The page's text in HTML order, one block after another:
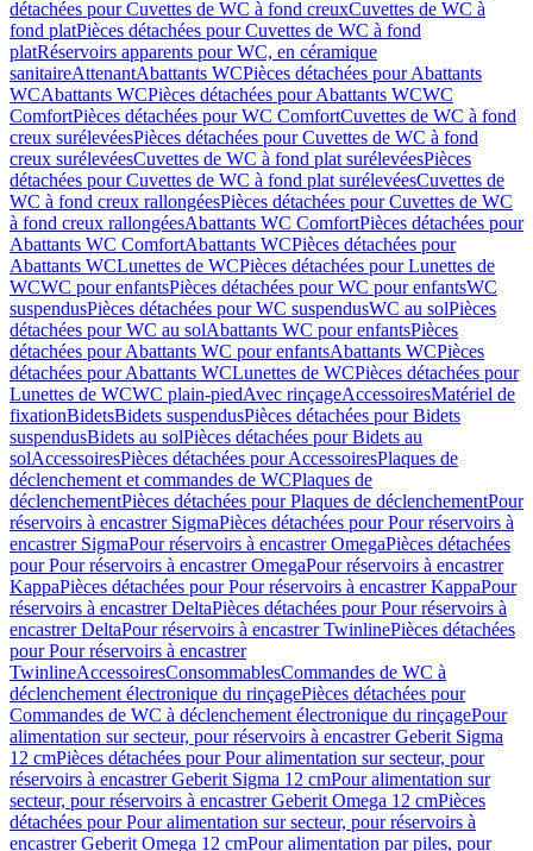
détachées pour Cuvettes de WC à fond creuxCuvettes de WC à
fond platPièces détachées pour Cuvettes de WC à fond
platRéservoirs apparents pour WC, en céramique
sanitaireAttenantAbattants WCPièces détachées pour Abattants
WCAbattants WCPièces détachées pour Abattants WCWC
ComfortPièces détachées pour WC ComfortCuvettes de WC à fond
creux surélevéesPièces détachées pour Cuvettes de WC à fond
creux surélevéesCuvettes de WC à fond plat surélevéesPièces
détachées pour Cuvettes de WC à fond plat surélevéesCuvettes de
WC à fond creux rallongéesPièces détachées pour Cuvettes de WC
à fond creux rallongéesAbattants WC ComfortPièces détachées pour
Abattants WC ComfortAbattants WCPièces détachées pour
Abattants WCLunettes de WCPièces détachées pour Lunettes de
WCWC pour enfantsPièces détachées pour WC pour enfantsWC
suspendusPièces détachées pour WC suspendusWC au solPièces
détachées pour WC au solAbattants WC pour enfantsPièces
détachées pour Abattants WC pour enfantsAbattants WCPièces
détachées pour Abattants WCLunettes de WCPièces détachées pour
Lunettes de WCWC plain-piedAvec rinçageAccessoiresMatériel de
fixationBidetsBidets suspendusPièces détachées pour Bidets
suspendusBidets au solPièces détachées pour Bidets au
solAccessoiresPièces détachées pour AccessoiresPlaques de
déclenchement et commandes de WCPlaques de
déclenchementPièces détachées pour Plaques de déclenchementPour
réservoirs à encastrer SigmaPièces détachées pour Pour réservoirs à
encastrer SigmaPour réservoirs à encastrer OmegaPièces détachées
pour Pour réservoirs à encastrer OmegaPour réservoirs à encastrer
KappaPièces détachées pour Pour réservoirs à encastrer KappaPour
réservoirs à encastrer DeltaPièces détachées pour Pour réservoirs à
encastrer DeltaPour réservoirs à encastrer TwinlinePièces détachées
pour Pour réservoirs à encastrer
TwinlineAccessoiresConsommablesCommandes de WC à
déclenchement électronique du rinçagePièces détachées pour
Commandes de WC à déclenchement électronique du rinçagePour
alimentation sur secteur, pour réservoirs à encastrer Geberit Sigma
12 cmPièces détachées pour Pour alimentation sur secteur, pour
réservoirs à encastrer Geberit Sigma 12 cmPour alimentation sur
secteur, pour réservoirs à encastrer Geberit Omega 12 cmPièces
détachées pour Pour alimentation sur secteur, pour réservoirs à
encastrer Geberit Omega 12 cmPour alimentation par piles, pour